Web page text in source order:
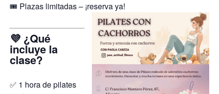
🎟️ Plazas limitadas – ¡reserva ya!
💜 ¿Qué
incluye la
clase?
✅ 1 hora de pilates